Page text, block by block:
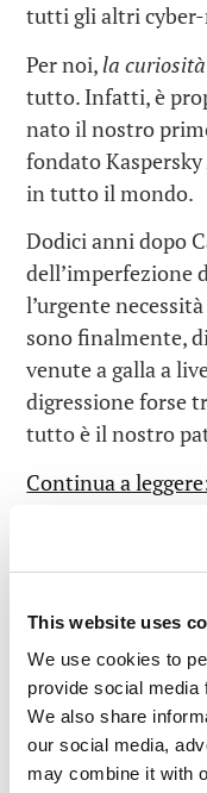
This website uses
We use cookies to
provide social media
We also share
our social media,
may combine it with
tutti gli altri
Per noi,la curiosità
tutto. Infatti, è
nato il nostro
fondato Kaspersky
in tutto il mondo.
Dodici anni dopo
dell’imperfezione
l’urgente
sono finalmente,
venute a galla a
digressione forse
tutto è il nostro
Continua a
LEGGI I